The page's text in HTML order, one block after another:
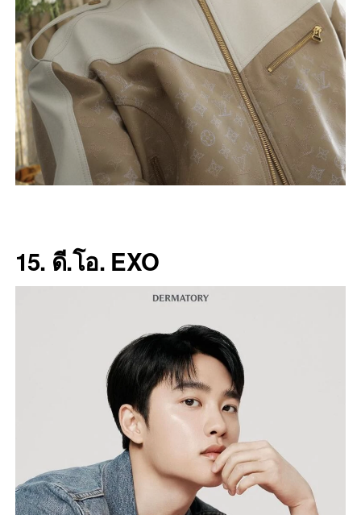
15. ดี.โอ. EXO